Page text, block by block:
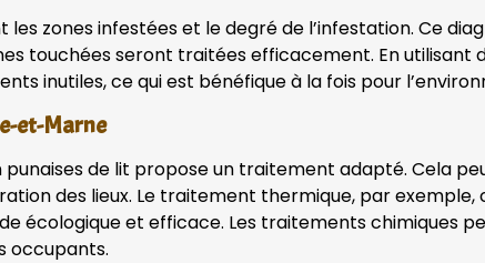
zones infestées et le degré de l’infestation. Ce
touchées seront traitées efficacement. En utilisant
inutiles, ce qui est bénéfique à la fois pour
et-Marne
de lit propose un traitement adapté. Cela
des lieux. Le traitement thermique, par
écologique et efficace. Les traitements chimiques
occupants.